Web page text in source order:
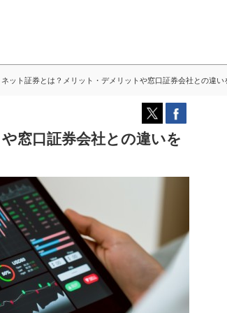
ネット証券とは？メリット・デメリットや窓口証券会社との違い
窓口証券会社との違いを